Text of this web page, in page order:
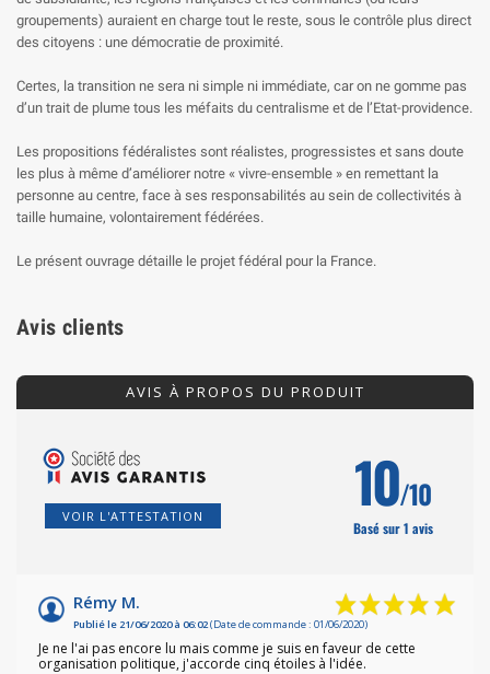
groupements) auraient en charge tout le reste, sous le contrôle plus direct
des citoyens : une démocratie de proximité.
Certes, la transition ne sera ni simple ni immédiate, car on ne gomme pas
d’un trait de plume tous les méfaits du centralisme et de l’Etat-providence.
Les propositions fédéralistes sont réalistes, progressistes et sans doute
les plus à même d’améliorer notre « vivre-ensemble » en remettant la
personne au centre, face à ses responsabilités au sein de collectivités à
taille humaine, volontairement fédérées.
Le présent ouvrage détaille le projet fédéral pour la France.
Avis clients
AVIS À PROPOS DU PRODUIT
VOIR L'ATTESTATION 10/10
Basé sur 1 avis
Rémy M.
Publié le 21/06/2020 à 06:02(Date de commande : 01/06/2020)
Je ne l'ai pas encore lu mais comme je suis en faveur de cette
organisation politique, j'accorde cinq étoiles à l'idée.